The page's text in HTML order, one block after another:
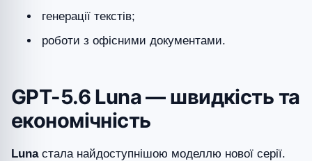
генерації текстів;
роботи з офісними документами.
GPT-5.6 Luna — швидкість та
економічність
Lunaстала найдоступнішою моделлю нової серії.